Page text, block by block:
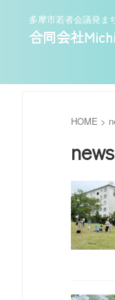
多摩市若者会議発ま
合同会社
HOME >
news